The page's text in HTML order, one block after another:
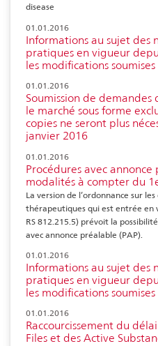
disease
01.01.2016
Informations au sujet des
pratiques en vigueur
les modifications
01.01.2016
Soumission de demandes
le marché sous forme
copies ne seront plus
janvier 2016
01.01.2016
Procédures avec
modalités à compter du
La version de l’ordonnance sur
thérapeutiques qui est entrée en
RS 812.215.5) prévoit la
avec annonce préalable (PAP).
01.01.2016
Informations au sujet des
pratiques en vigueur
les modifications
01.01.2016
Raccourcissement du
Files et des Active